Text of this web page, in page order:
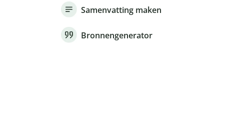
Samenvatting maken
Bronnengenerator